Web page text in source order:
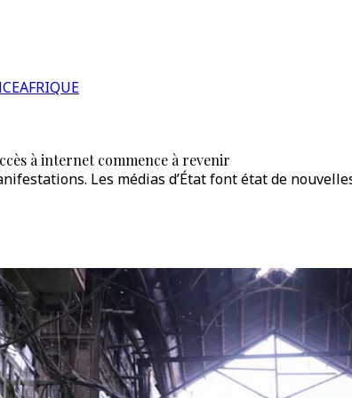
AFRIQUE
à internet commence à revenir
Les médias d’État font état de